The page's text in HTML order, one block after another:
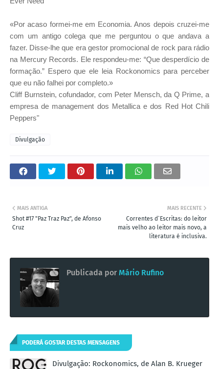
«Por acaso formei-me em Economia. Anos depois cruzei-me
com um antigo colega que me perguntou o que andava a
fazer. Disse-lhe que era gestor promocional de rock para rádio
na Mercury Records. Ele respondeu-me: “Que desperdício de
formação.” Espero que ele leia Rockonomics para perceber
que eu não falhei por completo.»
Cliff Burnstein, cofundador, com Peter Mensch, da Q Prime, a
empresa de management dos Metallica e dos Red Hot Chili
Peppers"
Divulgação
MAIS RECENTE
Correntes d`Escritas: do leitor
mais velho ao leitor mais novo, a
literatura é inclusiva.
MAIS ANTIGA
Shot #17 "Paz Traz Paz", de Afonso
Cruz
Publicada por Mário Rufino
PODERÁ GOSTAR DESTAS MENSAGENS
Divulgação: Rockonomics, de Alan B. Krueger